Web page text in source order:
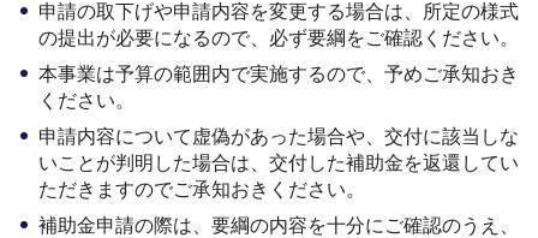
申請の取下げや申請内容を変更する場合は、所定の様式
の提出が必要になるので、必ず要綱をご確認ください。
本事業は予算の範囲内で実施するので、予めご承知おき
ください。
申請内容について虚偽があった場合や、交付に該当しな
いことが判明した場合は、交付した補助金を返還してい
ただきますのでご承知おきください。
補助金申請の際は、要綱の内容を十分にご確認のうえ、